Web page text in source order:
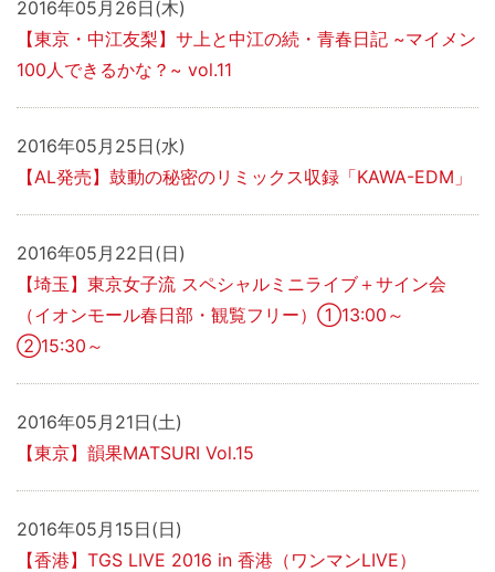
2016年05月26日(木)
【東京・中江友梨】サ上と中江の続・青春日記 ~マイメン
100人できるかな？~ vol.11
2016年05月25日(水)
【AL発売】鼓動の秘密のリミックス収録「KAWA-EDM」
2016年05月22日(日)
【埼玉】東京女子流 スペシャルミニライブ＋サイン会
（イオンモール春日部・観覧フリー）①13:00～
②15:30～
2016年05月21日(土)
【東京】韻果MATSURI Vol.15
2016年05月15日(日)
【香港】TGS LIVE 2016 in 香港（ワンマンLIVE）